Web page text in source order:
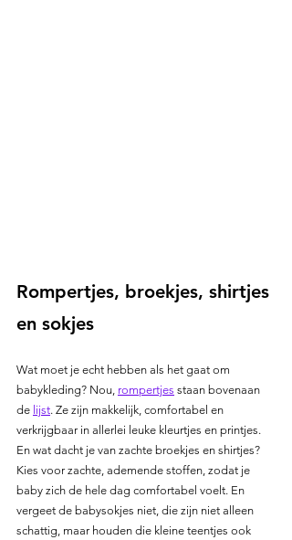
Rompertjes, broekjes, shirtjes
en sokjes
Wat moet je echt hebben als het gaat om
babykleding? Nou, rompertjes staan bovenaan
de lijst. Ze zijn makkelijk, comfortabel en
verkrijgbaar in allerlei leuke kleurtjes en printjes.
En wat dacht je van zachte broekjes en shirtjes?
Kies voor zachte, ademende stoffen, zodat je
baby zich de hele dag comfortabel voelt. En
vergeet de babysokjes niet, die zijn niet alleen
schattig, maar houden die kleine teentjes ook